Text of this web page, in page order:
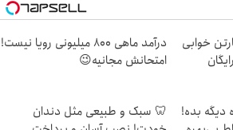
خوابی
درآمد ماهی 800 میلیونی رویا نیست!
امتحانش مجانیه😉
بخر پولشو 4 ماه دیگه بده!
🦷 سبک و طبیعی مثل دندان